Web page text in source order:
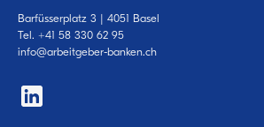
Barfüsserplatz 3 | 4051 Basel
Tel. +41 58 330 62 95
info@arbeitgeber-banken.ch